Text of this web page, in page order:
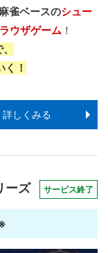
雀ベースのシュー
ウザゲーム ！
！
詳しくみる
ーズ サービス終了